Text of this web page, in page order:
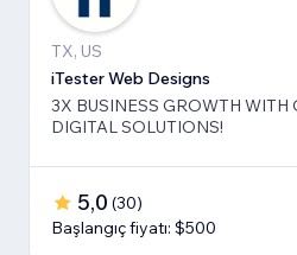
TX, US
iTester Web Designs
3X BUSINESS GROWTH ​WITH
DIGITAL SOLUTIONS!
5,0 (30)
Başlangıç fiyatı: $500